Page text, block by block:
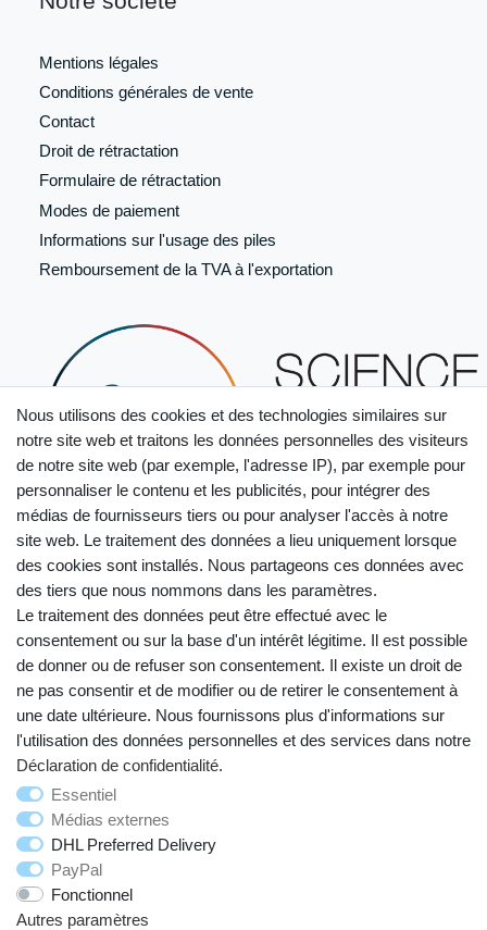
Mentions légales
Conditions générales de vente
Contact
Droit de rétractation
Formulaire de rétractation
Modes de paiement
Informations sur l'usage des piles
Remboursement de la TVA à l'exportation
Droit de rétractation Mentions légales
Déclaration de confidentialité
Nous utilisons des cookies et des technologies similaires sur
notre site web et traitons les données personnelles des visiteurs
de notre site web (par exemple, l'adresse IP), par exemple pour
personnaliser le contenu et les publicités, pour intégrer des
médias de fournisseurs tiers ou pour analyser l'accès à notre
site web. Le traitement des données a lieu uniquement lorsque
des cookies sont installés. Nous partageons ces données avec
des tiers que nous nommons dans les paramètres.
Le traitement des données peut être effectué avec le
consentement ou sur la base d'un intérêt légitime. Il est possible
de donner ou de refuser son consentement. Il existe un droit de
ne pas consentir et de modifier ou de retirer le consentement à
une date ultérieure. Nous fournissons plus d'informations sur
l'utilisation des données personnelles et des services dans notre
Déclaration de confidentialité.
Essentiel
Médias externes
DHL Preferred Delivery
PayPal
Fonctionnel
Autres paramètres